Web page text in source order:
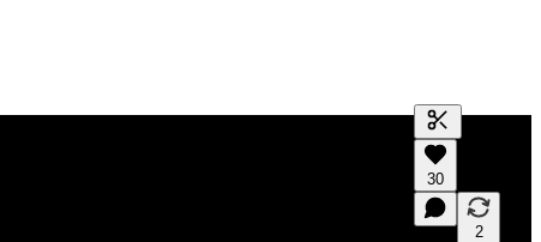
Générer un
Une
des aperçus
30
2